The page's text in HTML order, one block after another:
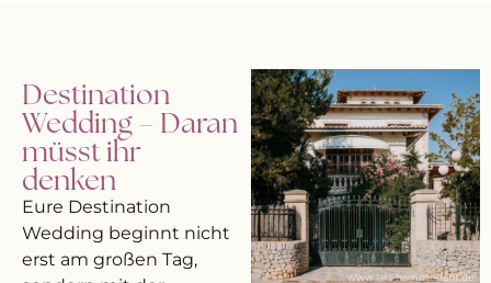
Destination
Wedding – Daran
müsst ihr
denken
Eure Destination
Wedding beginnt nicht
erst am großen Tag,
www.lars-hammesfahr.de